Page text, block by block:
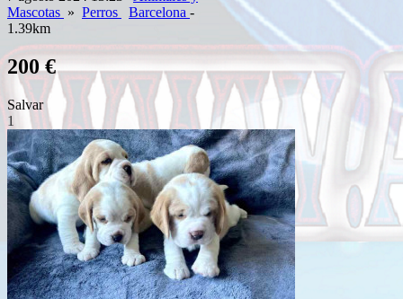
Mascotas » Perros Barcelona -
1.39km
200 €
Salvar
1